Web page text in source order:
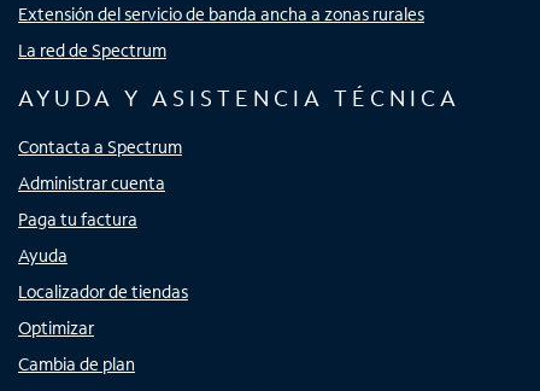
Extensión del servicio de banda ancha a zonas rurales
La red de Spectrum
AYUDA Y ASISTENCIA TÉCNICA
Contacta a Spectrum
Administrar cuenta
Paga tu factura
Ayuda
Localizador de tiendas
Optimizar
Cambia de plan